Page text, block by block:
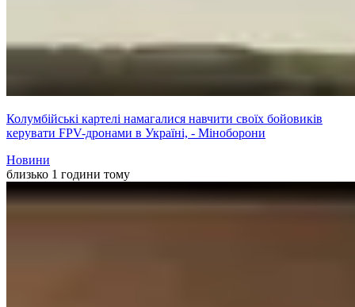
Колумбійські картелі намагалися навчити своїх бойовиків
керувати FPV-дронами в Україні, - Міноборони
Новини
близько 1 години тому